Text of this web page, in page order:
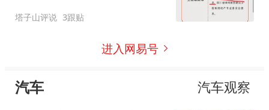
塔子山评说 3跟贴
进入网易号
汽车
汽车观察